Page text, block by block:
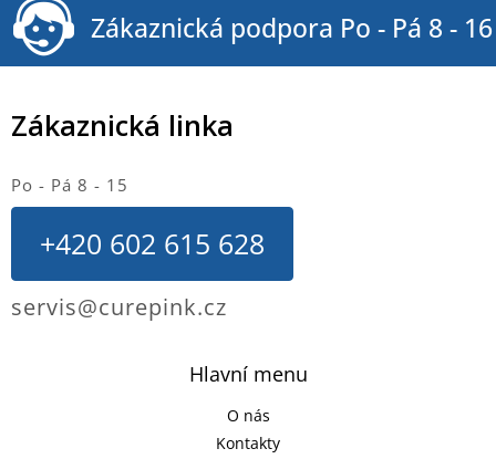
Hlavní menu
O nás
Kontakty
Zákaznická linka
Po - Pá 8 - 15
+420 602 615 628
servis@curepink.cz
Zákaznická podpora Po - Pá 8 - 16